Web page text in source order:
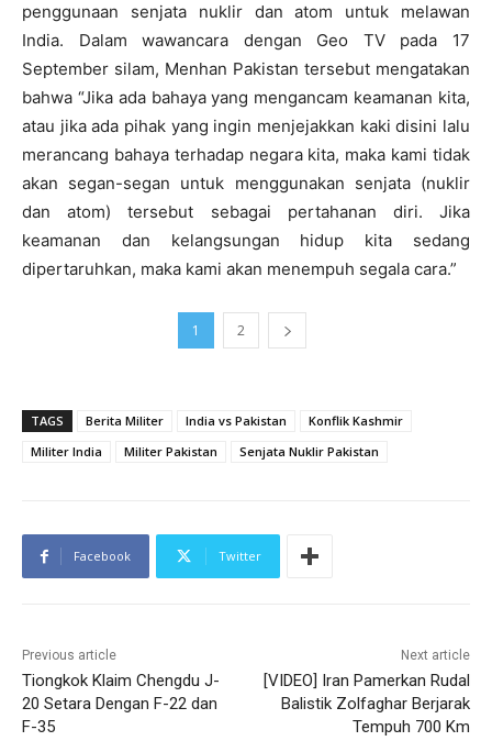
penggunaan senjata nuklir dan atom untuk melawan
India. Dalam wawancara dengan Geo TV pada 17
September silam, Menhan Pakistan tersebut mengatakan
bahwa “Jika ada bahaya yang mengancam keamanan kita,
atau jika ada pihak yang ingin menjejakkan kaki disini lalu
merancang bahaya terhadap negara kita, maka kami tidak
akan segan-segan untuk menggunakan senjata (nuklir
dan atom) tersebut sebagai pertahanan diri. Jika
keamanan dan kelangsungan hidup kita sedang
dipertaruhkan, maka kami akan menempuh segala cara.”
1 2
TAGS Berita Militer India vs Pakistan
Konflik Kashmir
Militer India
Militer Pakistan Senjata Nuklir Pakistan
Facebook Twitter
Previous article
Tiongkok Klaim Chengdu J-
20 Setara Dengan F-22 dan
F-35
Next article
[VIDEO] Iran Pamerkan Rudal
Balistik Zolfaghar Berjarak
Tempuh 700 Km